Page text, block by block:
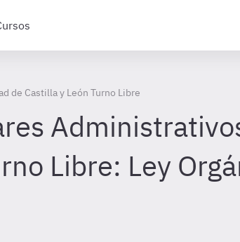
de Castilla y León Turno Libre
Libre: Ley